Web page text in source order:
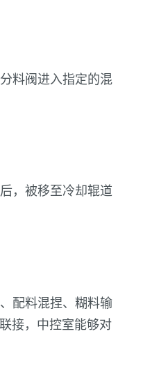
料阀进入指定的混
，被移至冷却辊道
配料混捏、糊料输
接，中控室能够对